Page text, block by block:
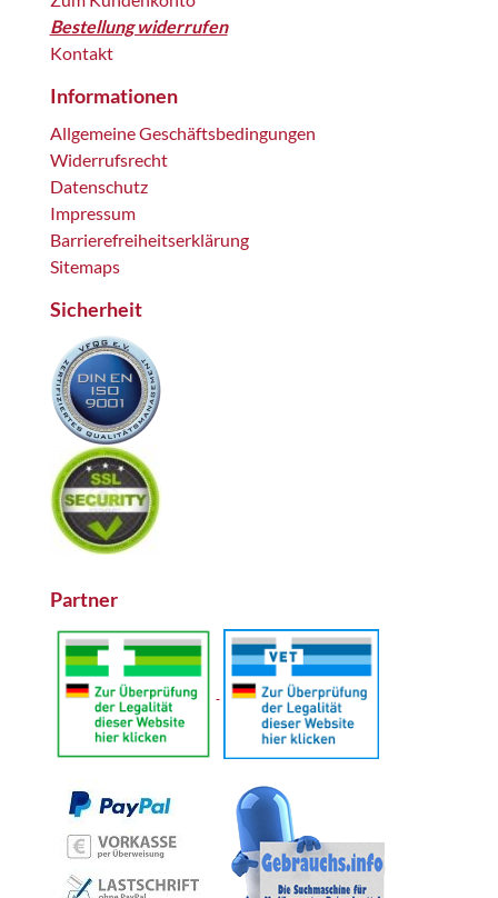
Bestellung widerrufen
Kontakt
Informationen
Allgemeine Geschäftsbedingungen
Widerrufsrecht
Datenschutz
Impressum
Barrierefreiheitserklärung
Sitemaps
Sicherheit
Partner